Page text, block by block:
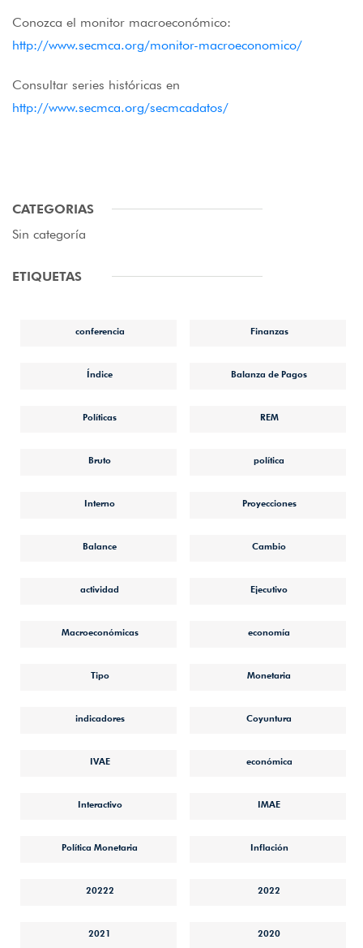
Conozca el monitor macroeconómico:
http://www.secmca.org/monitor-macroeconomico/
Consultar series históricas en
http://www.secmca.org/secmcadatos/
CATEGORIAS
Sin categoría
ETIQUETAS
conferencia Finanzas
Índice Balanza de Pagos
Políticas REM
Bruto política
Interno Proyecciones
Balance Cambio
actividad Ejecutivo
Macroeconómicas economía
Tipo Monetaria
indicadores Coyuntura
IVAE económica
Interactivo IMAE
Política Monetaria Inflación
20222 2022
2021 2020